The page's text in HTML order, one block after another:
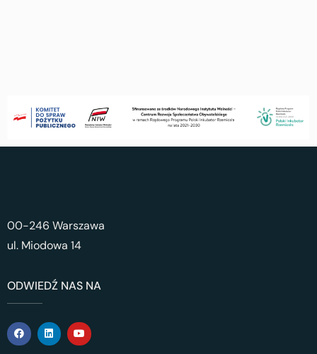
00-246 Warszawa
ul. Miodowa 14
ODWIEDŹ NAS NA